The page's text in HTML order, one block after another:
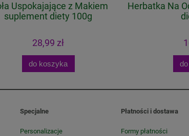
Uspokajające z Makiem
suplement diety 100g
28,99 zł
do koszyka
Herbatka Na
Specjalne
Personalizacje
Płatności i dostawa
Formy płatności